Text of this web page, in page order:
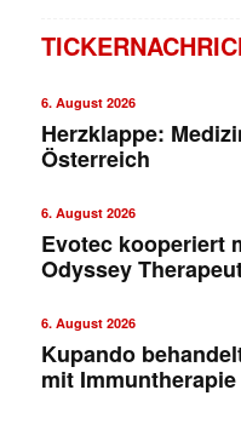
6. August 2026
Herzklappe:
Österreich
6. August 2026
Evotec kooperiert
Odyssey
6. August 2026
Kupando
mit Immuntherapie